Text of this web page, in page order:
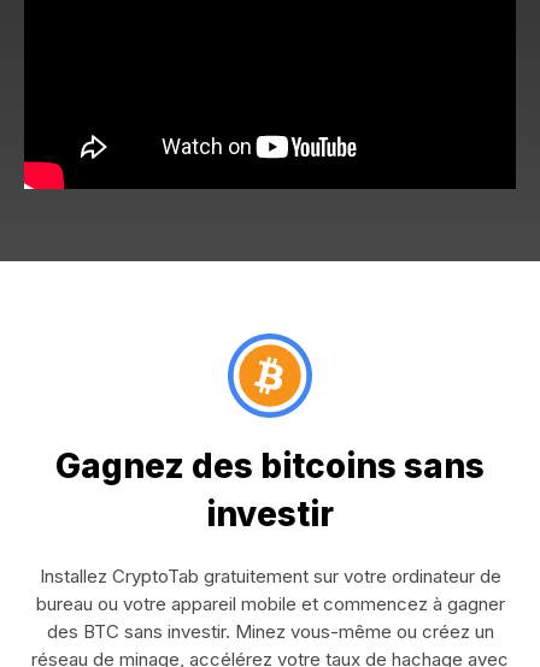
Gagnez des bitcoins sans
investir
Installez CryptoTab gratuitement sur votre ordinateur de
bureau ou votre appareil mobile et commencez à gagner
des BTC sans investir. Minez vous-même ou créez un
réseau de minage, accélérez votre taux de hachage avec